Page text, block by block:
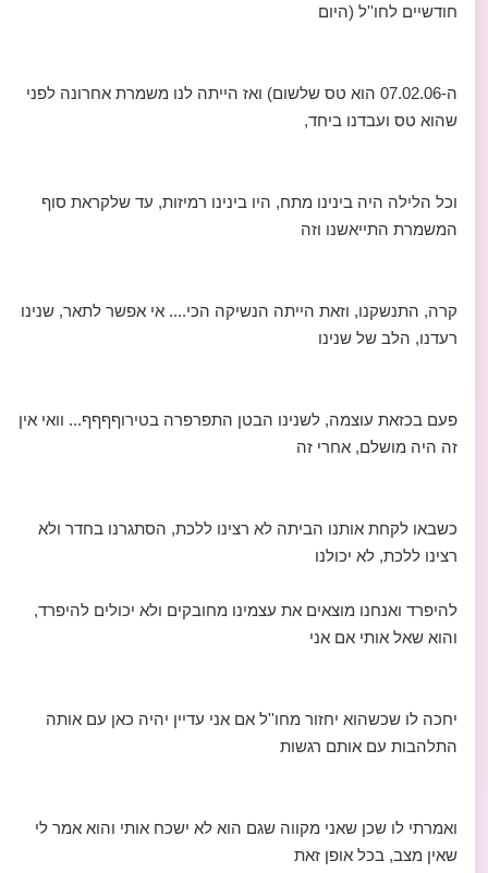
חודשיים לחו''ל (היום
ה-07.02.06 הוא טס שלשום) ואז הייתה לנו משמרת אחרונה לפני
שהוא טס ועבדנו ביחד,
וכל הלילה היה בינינו מתח, היו בינינו רמיזות, עד שלקראת סוף
המשמרת התייאשנו וזה
קרה, התנשקנו, וזאת הייתה הנשיקה הכי.... אי אפשר לתאר, שנינו
רעדנו, הלב של שנינו
פעם בכזאת עוצמה, לשנינו הבטן התפרפרה בטירוףףףף... וואי אין
זה היה מושלם, אחרי זה
כשבאו לקחת אותנו הביתה לא רצינו ללכת, הסתגרנו בחדר ולא
רצינו ללכת, לא יכולנו
להיפרד ואנחנו מוצאים את עצמינו מחובקים ולא יכולים להיפרד,
והוא שאל אותי אם אני
יחכה לו שכשהוא יחזור מחו''ל אם אני עדיין יהיה כאן עם אותה
התלהבות עם אותם רגשות
ואמרתי לו שכן שאני מקווה שגם הוא לא ישכח אותי והוא אמר לי
שאין מצב, בכל אופן זאת